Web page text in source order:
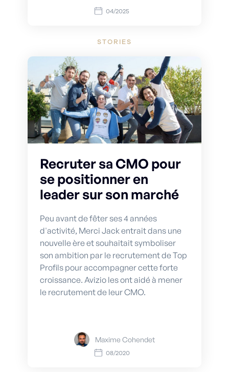
04/2025
STORIES
Recruter sa CMO pour
se positionner en
leader sur son marché
Peu avant de fêter ses 4 années
d'activité, Merci Jack entrait dans une
nouvelle ère et souhaitait symboliser
son ambition par le recrutement de Top
Profils pour accompagner cette forte
croissance. Avizio les ont aidé à mener
le recrutement de leur CMO.
Maxime Cohendet
08/2020